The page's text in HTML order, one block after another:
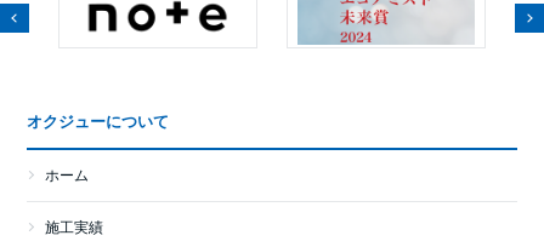
オクジューについて
ホーム
施工実績